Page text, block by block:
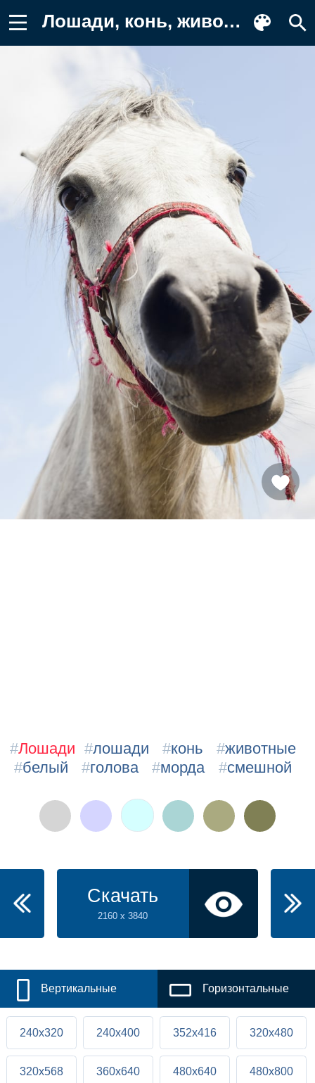
Лошади, конь, животные, белый, голова Фото
#Лошади #лошади #конь #животные
#белый #голова #морда #смешной
Скачать
2160 x 3840
Вертикальные Горизонтальные
240x320 240x400 352x416 320x480
320x568 360x640 480x640 480x800